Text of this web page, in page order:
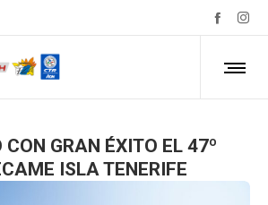
CON GRAN ÉXITO EL 47º
ISLA TENERIFE